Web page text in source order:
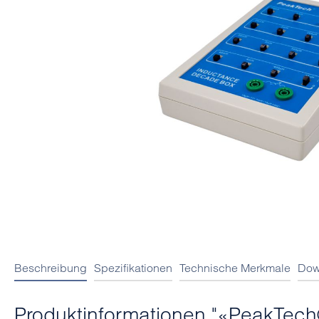
Beschreibung Spezifikationen Technische Merkmale